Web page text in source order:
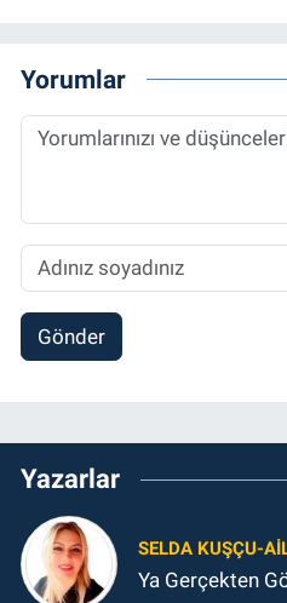
Yorumlar
Gönder
Yazarlar
SELDA KUŞÇU-
Ya Gerçekten